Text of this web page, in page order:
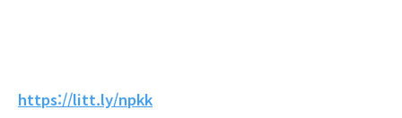
https://litt.ly/npkk